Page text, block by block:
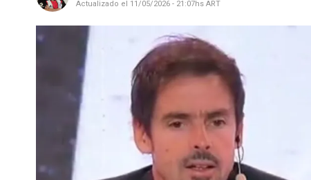
Actualizado el 11/05/2026 - 21:07hs ART